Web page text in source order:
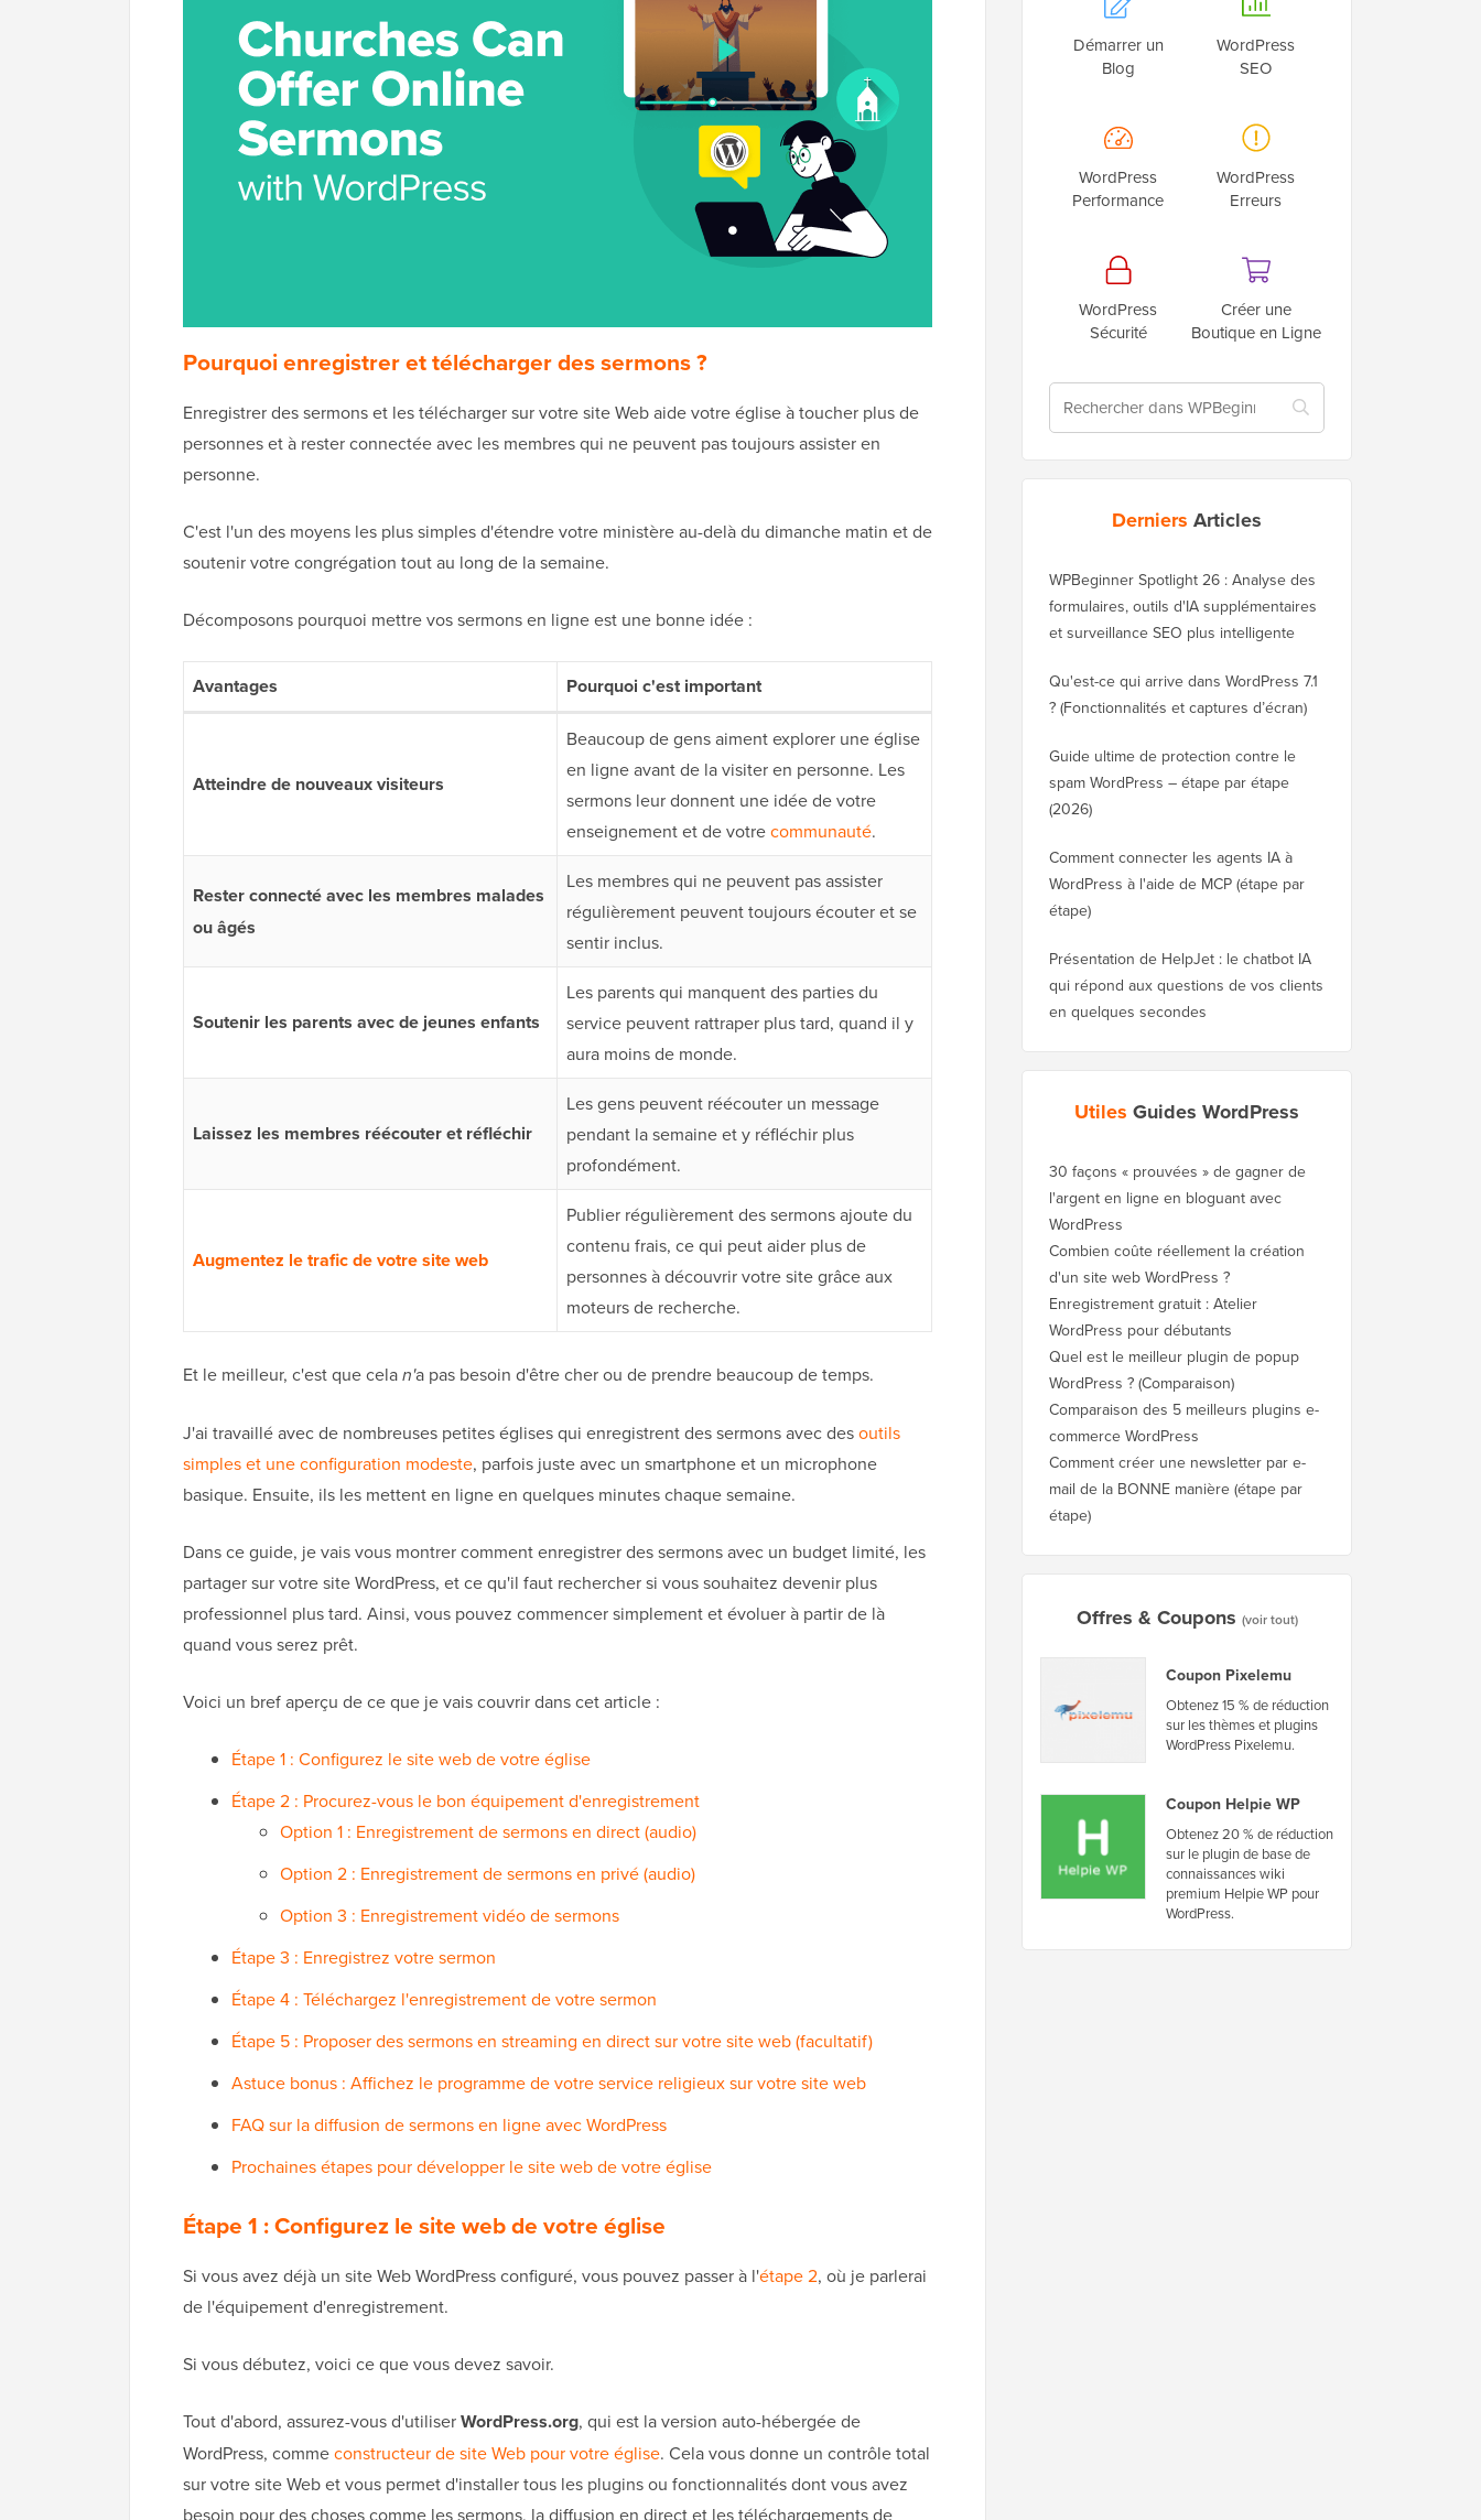
Pourquoi enregistrer et télécharger des sermons ?
Enregistrer des sermons et les télécharger sur votre site Web aide votre église à toucher plus de
personnes et à rester connectée avec les membres qui ne peuvent pas toujours assister en
personne.
C'est l'un des moyens les plus simples d'étendre votre ministère au-delà du dimanche matin et de
soutenir votre congrégation tout au long de la semaine.
Décomposons pourquoi mettre vos sermons en ligne est une bonne idée :
Avantages Pourquoi c'est important
Atteindre de nouveaux visiteurs
Beaucoup de gens aiment explorer une église
en ligne avant de la visiter en personne. Les
sermons leur donnent une idée de votre
enseignement et de votrecommunauté.
Rester connecté avec les membres malades
ou âgés
Les membres qui ne peuvent pas assister
régulièrement peuvent toujours écouter et se
sentir inclus.
Soutenir les parents avec de jeunes enfants
Les parents qui manquent des parties du
service peuvent rattraper plus tard, quand il y
aura moins de monde.
Laissez les membres réécouter et réfléchir
Les gens peuvent réécouter un message
pendant la semaine et y réfléchir plus
profondément.
Augmentez le trafic de votre site web
Publier régulièrement des sermons ajoute du
contenu frais, ce qui peut aider plus de
personnes à découvrir votre site grâce aux
moteurs de recherche.
Et le meilleur, c'est que celan'a pas besoin d'être cher ou de prendre beaucoup de temps.
J'ai travaillé avec de nombreuses petites églises qui enregistrent des sermons avec desoutils
simples et une configuration modeste, parfois juste avec un smartphone et un microphone
basique. Ensuite, ils les mettent en ligne en quelques minutes chaque semaine.
Dans ce guide, je vais vous montrer comment enregistrer des sermons avec un budget limité, les
partager sur votre site WordPress, et ce qu'il faut rechercher si vous souhaitez devenir plus
professionnel plus tard. Ainsi, vous pouvez commencer simplement et évoluer à partir de là
quand vous serez prêt.
Voici un bref aperçu de ce que je vais couvrir dans cet article :
Étape 1 : Configurez le site web de votre église
Étape 2 : Procurez-vous le bon équipement d'enregistrement
Option 1 : Enregistrement de sermons en direct (audio)
Option 2 : Enregistrement de sermons en privé (audio)
Option 3 : Enregistrement vidéo de sermons
Étape 3 : Enregistrez votre sermon
Étape 4 : Téléchargez l'enregistrement de votre sermon
Étape 5 : Proposer des sermons en streaming en direct sur votre site web (facultatif)
Astuce bonus : Affichez le programme de votre service religieux sur votre site web
FAQ sur la diffusion de sermons en ligne avec WordPress
Prochaines étapes pour développer le site web de votre église
Étape 1 : Configurez le site web de votre église
Si vous avez déjà un site Web WordPress configuré, vous pouvez passer à l'étape 2, où je parlerai
de l'équipement d'enregistrement.
Si vous débutez, voici ce que vous devez savoir.
Tout d'abord, assurez-vous d'utiliserWordPress.org, qui est la version auto-hébergée de
WordPress, commeconstructeur de site Web pour votre église. Cela vous donne un contrôle total
sur votre site Web et vous permet d'installer tous les plugins ou fonctionnalités dont vous avez
besoin pour des choses comme les sermons, la diffusion en direct et les téléchargements de
Démarrer un
Blog
WordPress
SEO
WordPress
Performance
WordPress
Erreurs
WordPress
Sécurité
Créer une
Boutique en Ligne
Derniers Articles
WPBeginner Spotlight 26 : Analyse des
formulaires, outils d'IA supplémentaires
et surveillance SEO plus intelligente
Qu'est-ce qui arrive dans WordPress 7.1
? (Fonctionnalités et captures d’écran)
Guide ultime de protection contre le
spam WordPress – étape par étape
(2026)
Comment connecter les agents IA à
WordPress à l'aide de MCP (étape par
étape)
Présentation de HelpJet : le chatbot IA
qui répond aux questions de vos clients
en quelques secondes
Utiles Guides WordPress
30 façons « prouvées » de gagner de
l'argent en ligne en bloguant avec
WordPress
Combien coûte réellement la création
d'un site web WordPress ?
Enregistrement gratuit : Atelier
WordPress pour débutants
Quel est le meilleur plugin de popup
WordPress ? (Comparaison)
Comparaison des 5 meilleurs plugins e-
commerce WordPress
Comment créer une newsletter par e-
mail de la BONNE manière (étape par
étape)
Offres & Coupons (voir tout)
Coupon Pixelemu
Obtenez 15 % de réduction
sur les thèmes et plugins
WordPress Pixelemu.
Coupon Helpie WP
Obtenez 20 % de réduction
sur le plugin de base de
connaissances wiki
premium Helpie WP pour
WordPress.